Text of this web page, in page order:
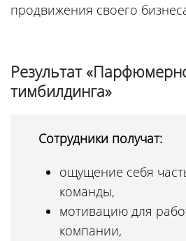
продвижения своего
Результат
тимбилдинга»
Сотрудники получат:
ощущение себя
команды,
мотивацию для
компании,